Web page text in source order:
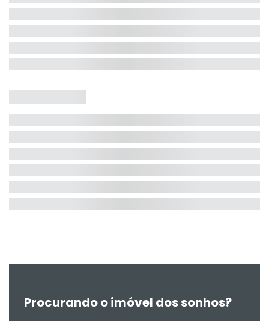
Procurando o imóvel dos sonhos?